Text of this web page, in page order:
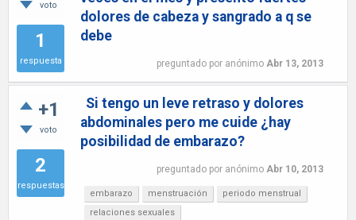
voto
1
respuesta
dolores de cabeza y sangrado a q se
debe
preguntado por anónimo Abr 13, 2013
+1
voto
2
respuestas
Si tengo un leve retraso y dolores
abdominales pero me cuide ¿hay
posibilidad de embarazo?
preguntado por anónimo Abr 10, 2013
embarazo menstruación
periodo menstrual
relaciones sexuales